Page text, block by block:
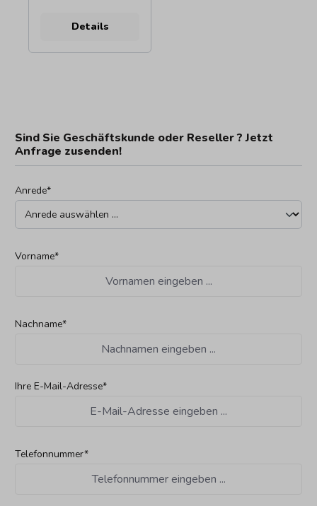
Details
Sind Sie Geschäftskunde oder Reseller ? Jetzt
Anfrage zusenden!
Anrede*
Vorname*
Nachname*
Ihre E-Mail-Adresse*
Telefonnummer*